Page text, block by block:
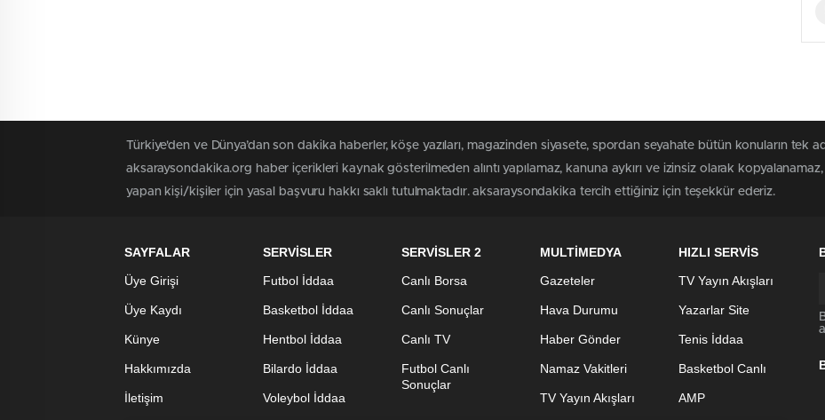
Türkiye'den ve Dünya’dan son dakika haberler, köşe yazıları, magazinden siyasete, spordan seyahate bütün konuların tek
aksaraysondakika.org haber içerikleri kaynak gösterilmeden alıntı yapılamaz, kanuna aykırı ve izinsiz olarak
yapan kişi/kişiler için yasal başvuru hakkı saklı tutulmaktadır. aksaraysondakika tercih ettiğiniz için teşekkür ederiz.
SAYFALAR
Üye Girişi
Üye Kaydı
Künye
Hakkımızda
İletişim
SERVİSLER
Futbol İddaa
Basketbol İddaa
Hentbol İddaa
Bilardo İddaa
Voleybol İddaa
SERVİSLER 2
Canlı Borsa
Canlı Sonuçlar
Canlı TV
Futbol Canlı
Sonuçlar
MULTİMEDYA
Gazeteler
Hava Durumu
Haber Gönder
Namaz Vakitleri
TV Yayın Akışları
HIZLI SERVİS
TV Yayın Akışları
Yazarlar Site
Tenis İddaa
Basketbol Canlı
AMP